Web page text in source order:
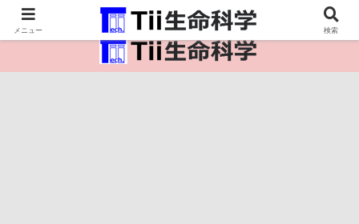
医療保健・生命・生物の情報インフラ。
メニュー 検索